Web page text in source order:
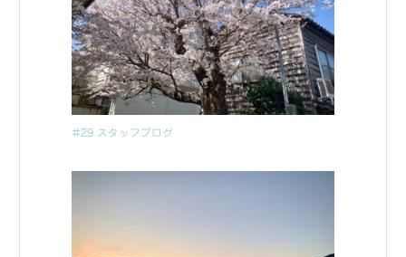
#29 スタッフブログ